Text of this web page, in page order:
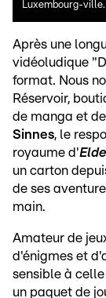
Luxembourg-ville.
Après une
vidéoludique
format. Nous
Réservoir,
de manga et
Sinnes, le
royaume d'
un carton
de ses
main.
Amateur de
d'énigmes et
sensible à
un paquet de